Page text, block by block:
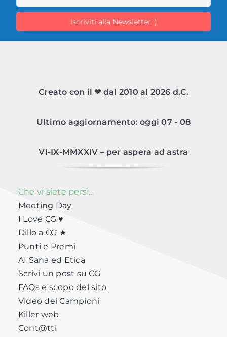
Creato con il ❤ dal 2010 al 2026 d.C.
Ultimo aggiornamento: oggi 07 - 08
VI-IX-MMXXIV – per aspera ad astra
Che vi siete persi…
Meeting Day
I Love CG ♥
Dillo a CG ★
Punti e Premi
AI Sana ed Etica
Scrivi un post su CG
FAQs e scopo del sito
Video dei Campioni
Killer web
Cont@tti